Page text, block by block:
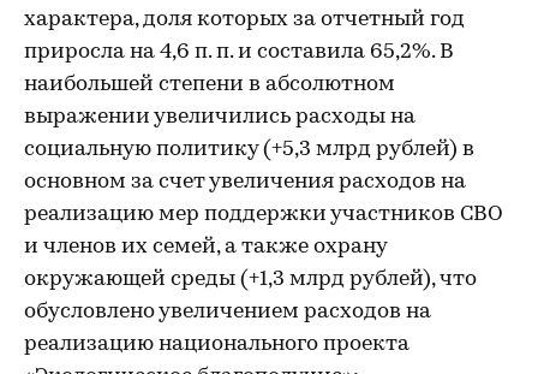
характера, доля которых за отчетный год
приросла на 4,6 п. п. и составила 65,2%. В
наибольшей степени в абсолютном
выражении увеличились расходы на
социальную политику (+5,3 млрд рублей) в
основном за счет увеличения расходов на
реализацию мер поддержки участников СВО
и членов их семей, а также охрану
окружающей среды (+1,3 млрд рублей), что
обусловлено увеличением расходов на
реализацию национального проекта